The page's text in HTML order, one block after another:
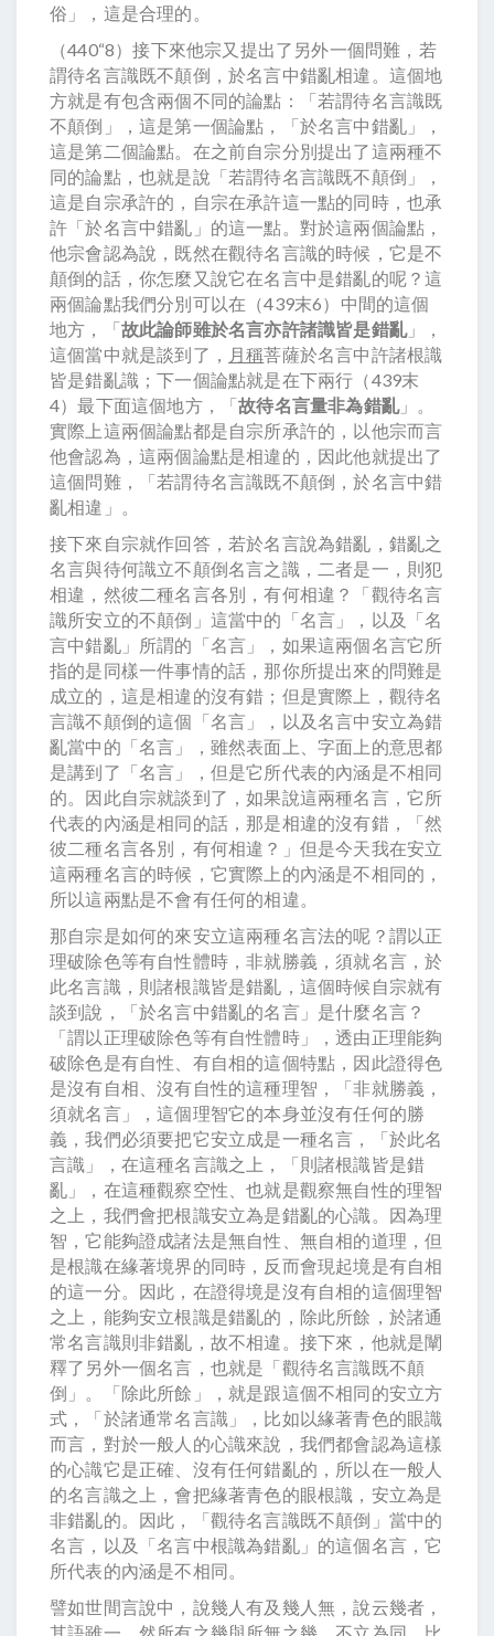
俗」，這是合理的。
（440“8）接下來他宗又提出了另外一個問難，若
謂待名言識既不顛倒，於名言中錯亂相違。這個地
方就是有包含兩個不同的論點：「若謂待名言識既
不顛倒」，這是第一個論點，「於名言中錯亂」，
這是第二個論點。在之前自宗分別提出了這兩種不
同的論點，也就是說「若謂待名言識既不顛倒」，
這是自宗承許的，自宗在承許這一點的同時，也承
許「於名言中錯亂」的這一點。對於這兩個論點，
他宗會認為說，既然在觀待名言識的時候，它是不
顛倒的話，你怎麼又說它在名言中是錯亂的呢？這
兩個論點我們分別可以在（439末6）中間的這個
地方，「故此論師雖於名言亦許諸識皆是錯亂」，
這個當中就是談到了， 月稱菩薩於名言中許諸根識
皆是錯亂識；下一個論點就是在下兩行（439末
4）最下面這個地方，「故待名言量非為錯亂」。
實際上這兩個論點都是自宗所承許的，以他宗而言
他會認為，這兩個論點是相違的，因此他就提出了
這個問難，「若謂待名言識既不顛倒，於名言中錯
亂相違」。
接下來自宗就作回答，若於名言說為錯亂，錯亂之
名言與待何識立不顛倒名言之識，二者是一，則犯
相違，然彼二種名言各別，有何相違？「觀待名言
識所安立的不顛倒」這當中的「名言」，以及「名
言中錯亂」所謂的「名言」，如果這兩個名言它所
指的是同樣一件事情的話，那你所提出來的問難是
成立的，這是相違的沒有錯；但是實際上，觀待名
言識不顛倒的這個「名言」，以及名言中安立為錯
亂當中的「名言」，雖然表面上、字面上的意思都
是講到了「名言」，但是它所代表的內涵是不相同
的。因此自宗就談到了，如果說這兩種名言，它所
代表的內涵是相同的話，那是相違的沒有錯，「然
彼二種名言各別，有何相違？」但是今天我在安立
這兩種名言的時候，它實際上的內涵是不相同的，
所以這兩點是不會有任何的相違。
那自宗是如何的來安立這兩種名言法的呢？謂以正
理破除色等有自性體時，非就勝義，須就名言，於
此名言識，則諸根識皆是錯亂，這個時候自宗就有
談到說，「於名言中錯亂的名言」是什麼名言？
「謂以正理破除色等有自性體時」，透由正理能夠
破除色是有自性、有自相的這個特點，因此證得色
是沒有自相、沒有自性的這種理智，「非就勝義，
須就名言」，這個理智它的本身並沒有任何的勝
義，我們必須要把它安立成是一種名言，「於此名
言識」，在這種名言識之上，「則諸根識皆是錯
亂」，在這種觀察空性、也就是觀察無自性的理智
之上，我們會把根識安立為是錯亂的心識。因為理
智，它能夠證成諸法是無自性、無自相的道理，但
是根識在緣著境界的同時，反而會現起境是有自相
的這一分。因此，在證得境是沒有自相的這個理智
之上，能夠安立根識是錯亂的，除此所餘，於諸通
常名言識則非錯亂，故不相違。接下來，他就是闡
釋了另外一個名言，也就是「觀待名言識既不顛
倒」。「除此所餘」，就是跟這個不相同的安立方
式，「於諸通常名言識」，比如以緣著青色的眼識
而言，對於一般人的心識來說，我們都會認為這樣
的心識它是正確、沒有任何錯亂的，所以在一般人
的名言識之上，會把緣著青色的眼根識，安立為是
非錯亂的。因此，「觀待名言識既不顛倒」當中的
名言，以及「名言中根識為錯亂」的這個名言，它
所代表的內涵是不相同。
譬如世間言說中，說幾人有及幾人無，說云幾者，